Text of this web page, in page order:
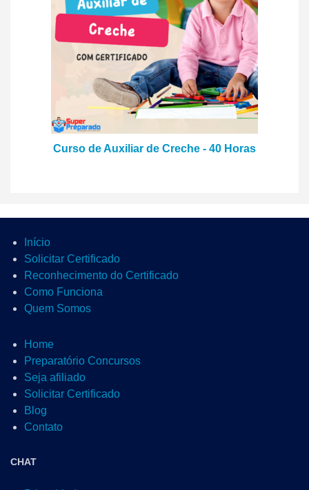
Curso de Auxiliar de Creche - 40 Horas
Início
Solicitar Certificado
Reconhecimento do Certificado
Como Funciona
Quem Somos
Home
Preparatório Concursos
Seja afiliado
Solicitar Certificado
Blog
Contato
CHAT